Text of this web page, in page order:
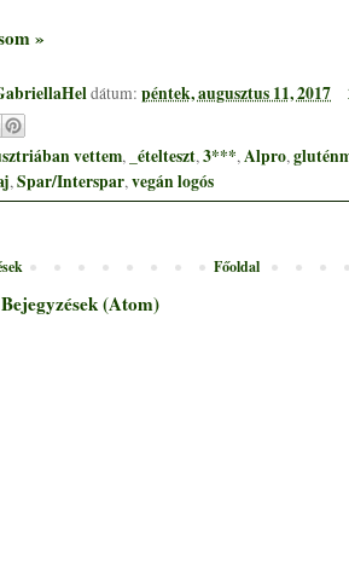
»
dátum: péntek, augusztus 11, 2017
vettem, _ételteszt, 3***, Alpro,
, Spar/Interspar, vegán logós
Főoldal
Bejegyzések (Atom)